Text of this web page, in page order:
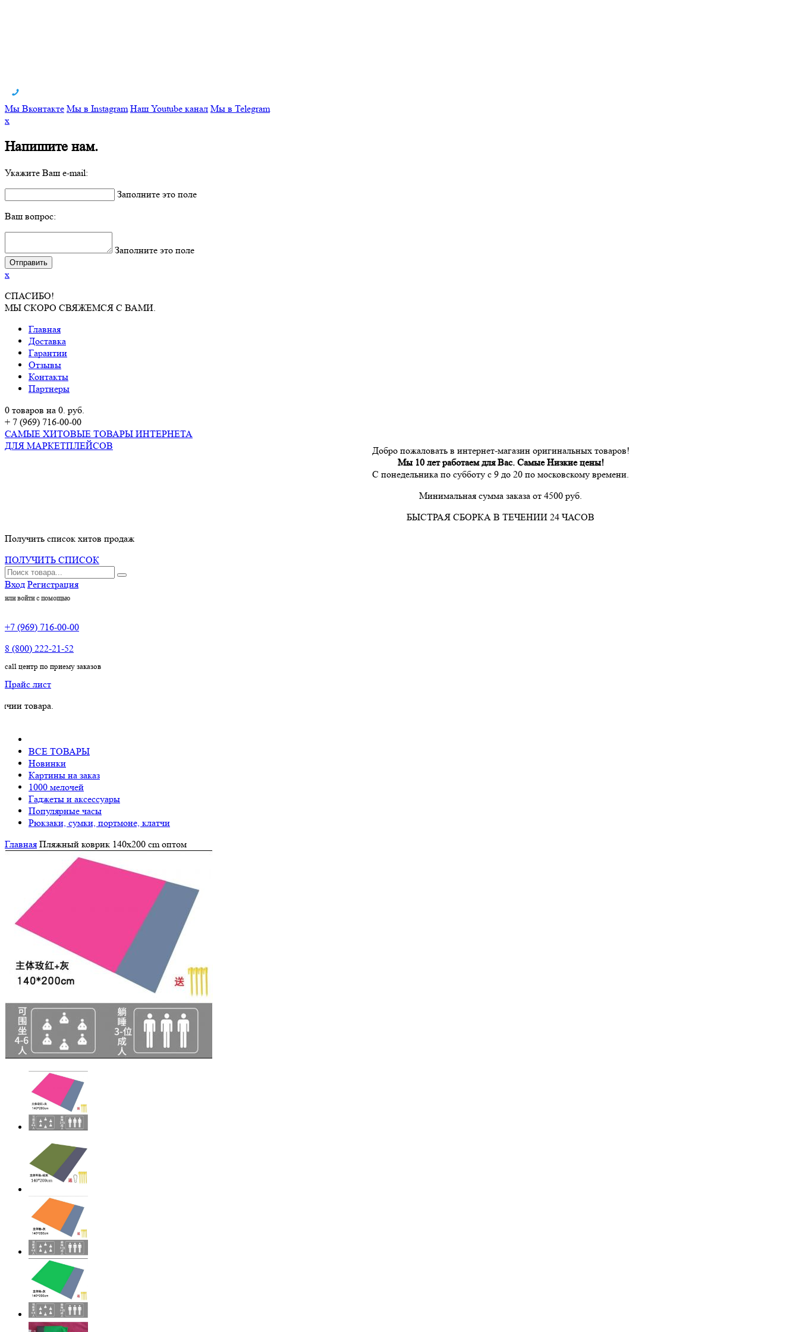
Мы Вконтакте Мы в Instagram Наш Youtube канал Мы в Telegram
x
Напишите нам.
Укажите Ваш e-mail:
Заполните это поле
Ваш вопрос:
Заполните это поле
x
СПАСИБО!
МЫ СКОРО СВЯЖЕМСЯ С ВАМИ.
Главная
Доставка
Гарантии
Отзывы
Контакты
Партнеры
0 товаров на 0. руб.
+ 7 (969) 716-00-00
САМЫЕ ХИТОВЫЕ ТОВАРЫ ИНТЕРНЕТА
ДЛЯ МАРКЕТПЛЕЙСОВ
Добро пожаловать в интернет-магазин оригинальных товаров!
Мы 10 лет работаем для Вас. Самые Низкие цены!
С понедельника по субботу с 9 до 20 по московскому времени.
Минимальная сумма заказа от 4500 руб.
БЫСТРАЯ СБОРКА В ТЕЧЕНИИ 24 ЧАСОВ
Получить список хитов продаж
ПОЛУЧИТЬ СПИСОК
Вход Регистрация
или войти с помощью
+7 (969) 716-00-00
8 (800) 222-21-52
call центр по приему заказов
Прайс лист
ВСЕ ТОВАРЫ
Новинки
Картины на заказ
1000 мелочей
Гаджеты и аксессуары
Популярные часы
Рюкзаки, сумки, портмоне, клатчи
Главная Пляжный коврик 140х200 cm оптом